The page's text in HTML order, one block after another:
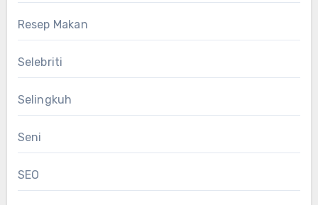
Resep Makan
Selebriti
Selingkuh
Seni
SEO